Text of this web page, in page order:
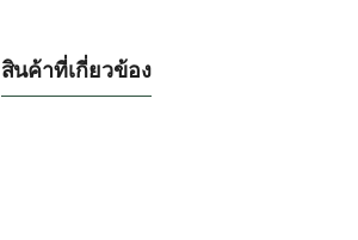
สินค้าที่เกี่ยวข้อง